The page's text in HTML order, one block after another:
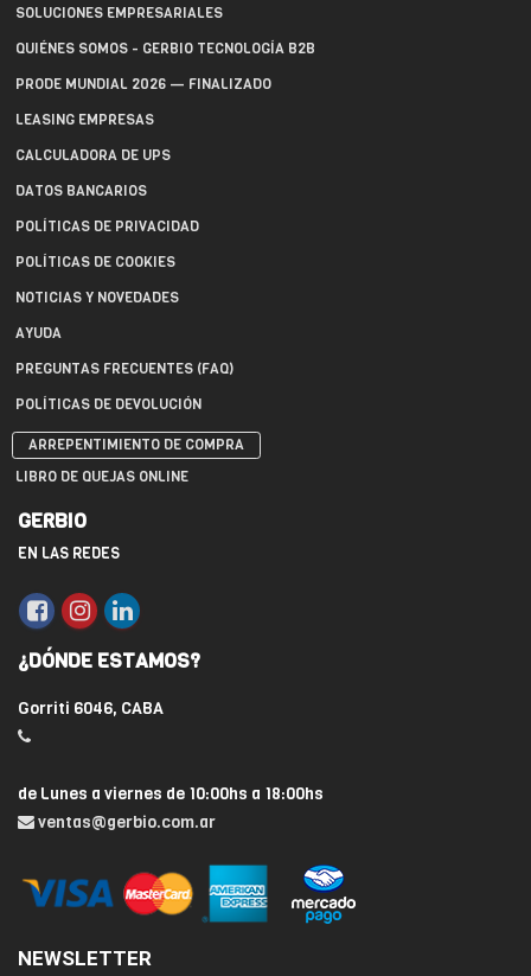
SOLUCIONES EMPRESARIALES
QUIÉNES SOMOS - GERBIO TECNOLOGÍA B2B
PRODE MUNDIAL 2026 — FINALIZADO
LEASING EMPRESAS
CALCULADORA DE UPS
DATOS BANCARIOS
POLÍTICAS DE PRIVACIDAD
POLÍTICAS DE COOKIES
NOTICIAS Y NOVEDADES
AYUDA
PREGUNTAS FRECUENTES (FAQ)
POLÍTICAS DE DEVOLUCIÓN
ARREPENTIMIENTO DE COMPRA
LIBRO DE QUEJAS ONLINE
GERBIO
EN LAS REDES
¿DÓNDE ESTAMOS?
Gorriti 6046, CABA
de Lunes a viernes de 10:00hs a 18:00hs
ventas@gerbio.com.ar
NEWSLETTER